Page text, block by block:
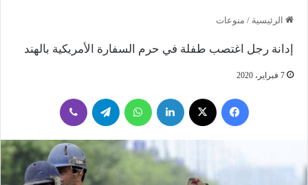
الرئيسية / منوعات
إدانة رجل اغتصب طفلة في حرم السفارة الأمريكية بالهند
7 فبراير، 2020
فيسبوك لينكدإن واتساب تيلقرام